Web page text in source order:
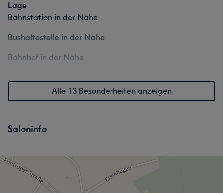
Lage
Bahnstation in der Nähe
Bushaltestelle in der Nähe
Bahnhof in der Nähe
Alle 13 Besonderheiten anzeigen
Saloninfo